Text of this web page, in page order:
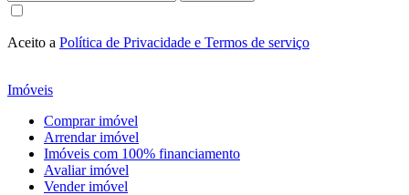
Aceito a Política de Privacidade e Termos de serviço
Imóveis
Comprar imóvel
Arrendar imóvel
Imóveis com 100% financiamento
Avaliar imóvel
Vender imóvel